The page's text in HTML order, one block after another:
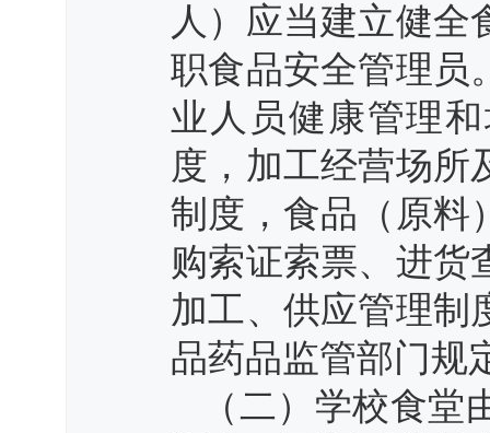
人）应当建立健全
职食品安全管理员
业人员健康管理
度，加工经营场所
制度，食品（原料
购索证索票、进货
加工、供应管理制
品药品监管部门规
（二）学校食